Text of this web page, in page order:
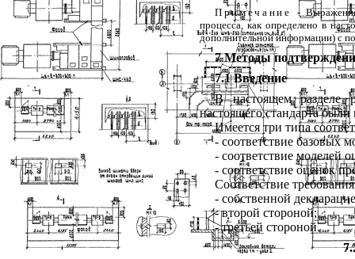
Примечание -
процесса,как определено в
дополнительной информации)с
7 Методы
7.1 Введение
Внастоящем разделе
настоящего стандарта были
Имеется три типа
- соответствие базовых
- соответствие моделей
- соответствие оценок
Соответствие
- собственной
- второй стороной;
- третьей стороной.